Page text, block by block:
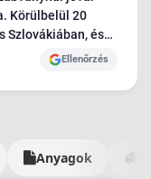
Körülbelül 20
Szlovákiában, és
a
a többiek
voltak. A
kérésünk volt, és
mint kellett
Ellenőrzés
Anyagok